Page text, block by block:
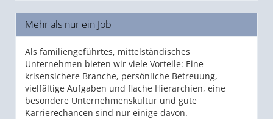
Mehr als nur ein Job
Als familiengeführtes, mittelständisches
Unternehmen bieten wir viele Vorteile: Eine
krisensichere Branche, persönliche Betreuung,
vielfältige Aufgaben und flache Hierarchien, eine
besondere Unternehmenskultur und gute
Karrierechancen sind nur einige davon.